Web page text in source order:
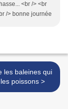
<br /> <br
/> bonne journée
les baleines qui
avalent les poissons >